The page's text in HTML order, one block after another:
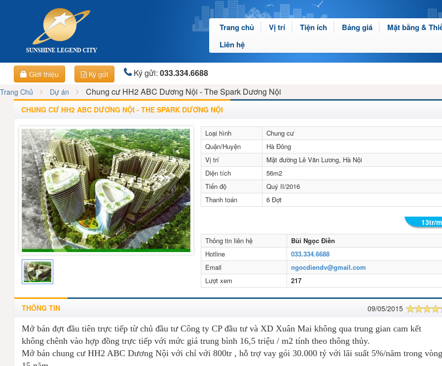
Trang chủ Vị trí Tiện ích Bảng giá
Mặt bằng &
Liên hệ
Giới thiệu Ký gửi Ký gửi:033.334.6688
Trang Chủ Dự án Chung cư HH2 ABC Dương Nội - The Spark Dương Nội
CHUNG CƯ HH2 ABC DƯƠNG NỘI - THE SPARK DƯƠNG NỘI
Loại hình
Chung cư
Quận/Huyện
Hà Đông
Vị trí
Mặt đường Lê Văn Lương, Hà Nội
Diện tích
56m2
Tiến độ
Quý II/2016
Thanh toán
6 Đợt
13tr/
Thông tin liên hệ
Bùi Ngọc Điền
Hotline
033.334.6688
Email
ngocdiendv@gmail.com
Lượt xem
217
THÔNG TIN 09/05/2015
Mở bán đợt đầu tiên trực tiếp từ chủ đầu tư Công ty CP đầu tư và XD Xuân Mai không qua trung gian cam kết
không chênh vào hợp đồng trực tiếp với mức giá trung bình 16,5 triệu / m2 tính theo thông thủy.
Mở bán chung cư HH2 ABC Dương Nội với chỉ với 800tr , hỗ trợ vay gói 30.000 tỷ với lãi suất 5%/năm trong